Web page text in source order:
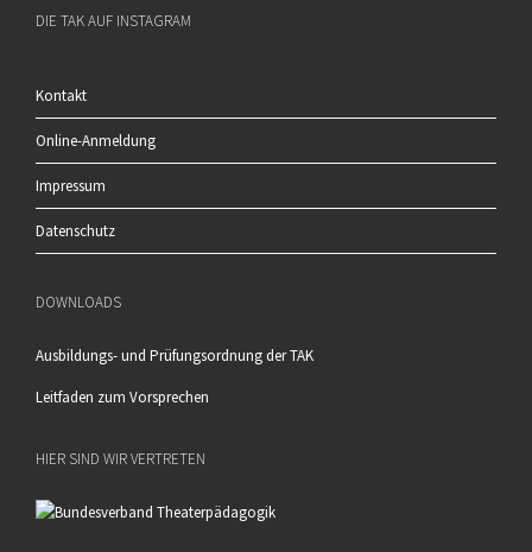
DIE TAK AUF INSTAGRAM
Kontakt
Online-Anmeldung
Impressum
Datenschutz
DOWNLOADS
Ausbildungs- und Prüfungsordnung der TAK
Leitfaden zum Vorsprechen
HIER SIND WIR VERTRETEN